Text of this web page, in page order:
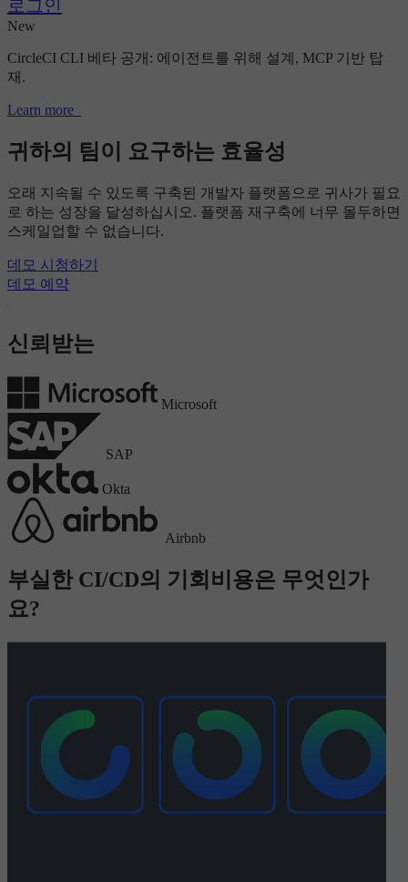
로그인
New
CircleCI CLI 베타 공개: 에이전트를 위해 설계, MCP 기반 탑
재.
Learn more
귀하의 팀이 요구하는 효율성
오래 지속될 수 있도록 구축된 개발자 플랫폼으로 귀사가 필요
로 하는 성장을 달성하십시오. 플랫폼 재구축에 너무 몰두하면
스케일업할 수 없습니다.
데모 시청하기
데모 예약
신뢰받는
Microsoft
SAP
Okta
Airbnb
부실한 CI/CD의 기회비용은 무엇인가
요?